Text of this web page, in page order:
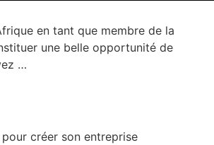
en tant que membre de la
une belle opportunité de
…
créer son entreprise